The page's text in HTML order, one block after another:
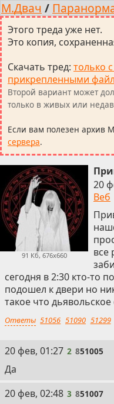
М.Двач /
Этого треда уже нет.
Это копия,
Скачать тред: только
прикрепленными
Второй вариант может
только в живых или
Если вам полезен архив
сервера.
91 Кб, 676x660
20
Веб
все
сегодня в 2:30 кто-то
подошел к двери но
такое что
Ответы 51056 51090 51299
2
20 фев, 01:27 2 851005
Да
3
20 фев, 02:48 3 851007